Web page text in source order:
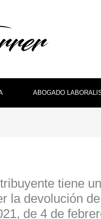
ABOGADO
tiene
la devolución
de 4 de